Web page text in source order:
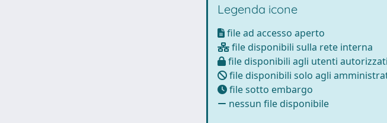
Legenda icone
file ad accesso aperto
file disponibili sulla rete interna
file disponibili agli utenti autorizzati
file disponibili solo agli
file sotto embargo
nessun file disponibile